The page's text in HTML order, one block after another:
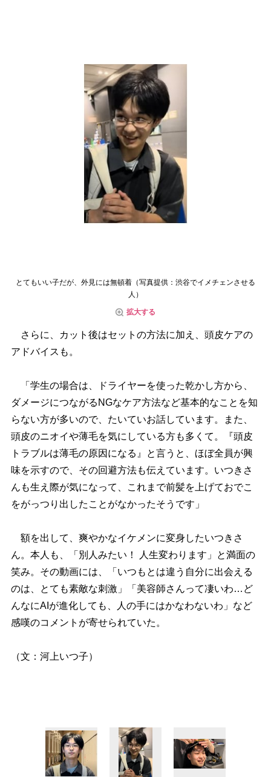
とてもいい子だが、外見には無頓着（写真提供：渋谷でイメチェンさせる
人）
拡大する
さらに、カット後はセットの方法に加え、頭皮ケアの
アドバイスも。
「学生の場合は、ドライヤーを使った乾かし方から、
ダメージにつながるNGなケア方法など基本的なことを知
らない方が多いので、たいていお話しています。また、
頭皮のニオイや薄毛を気にしている方も多くて。『頭皮
トラブルは薄毛の原因になる』と言うと、ほぼ全員が興
味を示すので、その回避方法も伝えています。いつきさ
んも生え際が気になって、これまで前髪を上げておでこ
をがっつり出したことがなかったそうです」
額を出して、爽やかなイケメンに変身したいつきさ
ん。本人も、「別人みたい！ 人生変わります」と満面の
笑み。その動画には、「いつもとは違う自分に出会える
のは、とても素敵な刺激」「美容師さんって凄いわ…ど
んなにAIが進化しても、人の手にはかなわないわ」など
感嘆のコメントが寄せられていた。
（文：河上いつ子）